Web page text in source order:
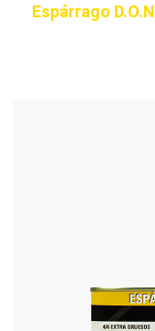
Espárrago